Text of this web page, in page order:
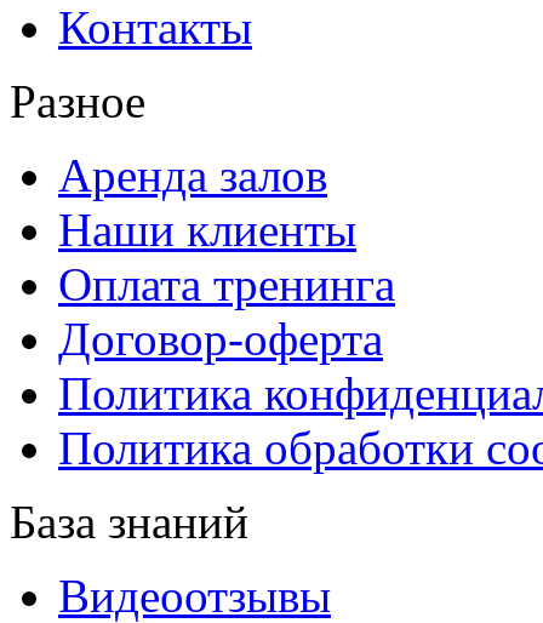
Контакты
Разное
Аренда залов
Наши клиенты
Оплата тренинга
Договор-оферта
Политика
Политика обработки
База знаний
Видеоотзывы